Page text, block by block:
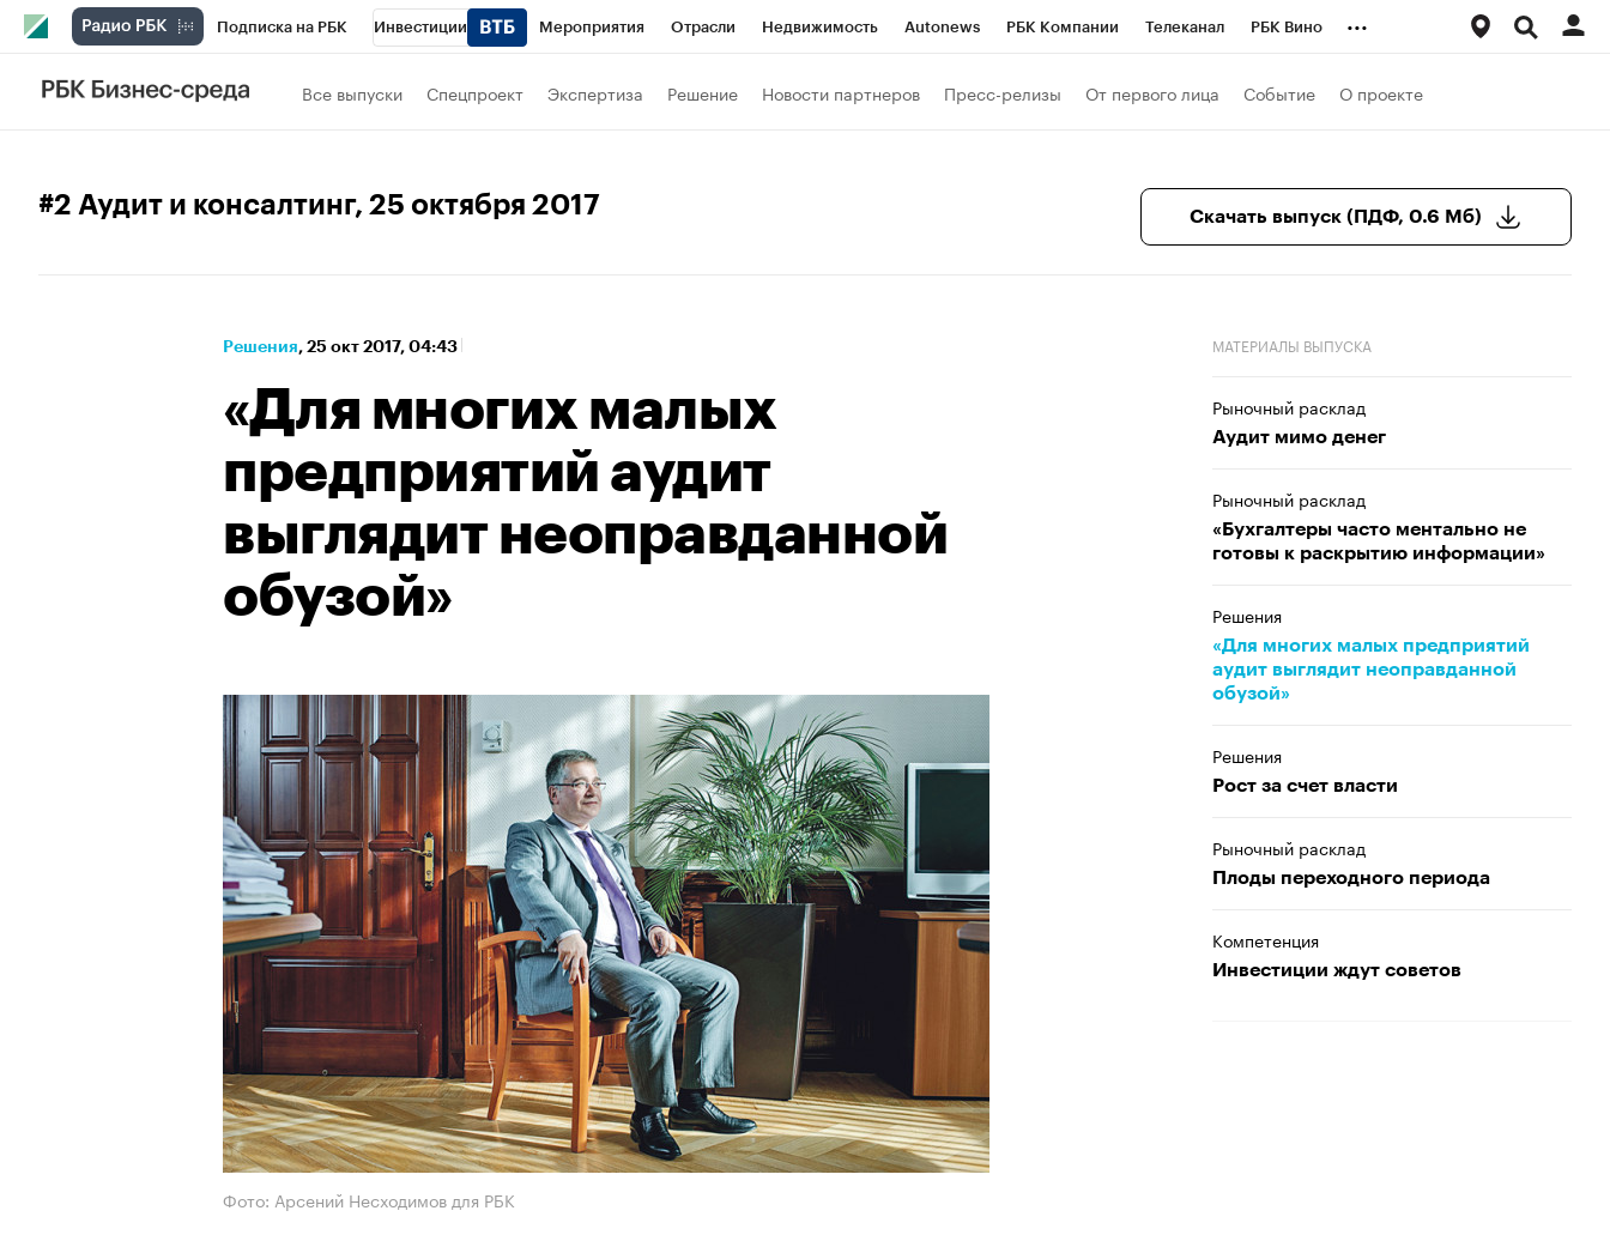
Подписка на РБК Инвестиции Мероприятия Отрасли Недвижимость Autonews РБК Компании Телеканал РБК Вино
Спорт
Конференции СПб Бизнес
...
Все выпуски Спецпроект Экспертиза Решение Новости партнеров Пресс-релизы От первого лица Событие О проекте
#2 Аудит и консалтинг, 25 октября 2017 Скачать выпуск (ПДФ, 0.6 Мб)
Решения⁠, 25 окт 2017, 04:43
«Для многих малых
предприятий аудит
выглядит неоправданной
обузой»
Фото: Арсений Несходимов для РБК
МАТЕРИАЛЫ ВЫПУСКА
Рыночный расклад
Аудит мимо денег
Рыночный расклад
«Бухгалтеры часто ментально не
готовы к раскрытию информации»
Решения
«Для многих малых предприятий
аудит выглядит неоправданной
обузой»
Решения
Рост за счет власти
Рыночный расклад
Плоды переходного периода
Компетенция
Инвестиции ждут советов